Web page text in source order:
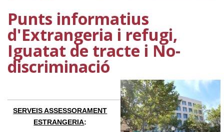
Punts informatius
d'Extrangeria i refugi,
Iguatat de tracte i No-
discriminació
SERVEIS ASSESSORAMENT
ESTRANGERIA: